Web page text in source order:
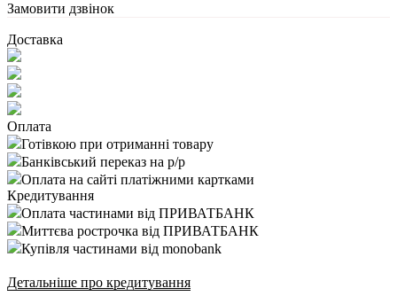
Замовити дзвінок
Доставка
Оплата
Готівкою при отриманні товару
Банківський переказ на р/р
Оплата на сайті платіжними картками
Кредитування
Оплата частинами від ПРИВАТБАНК
Миттєва рострочка від ПРИВАТБАНК
Купівля частинами від monobank
Детальніше про кредитування